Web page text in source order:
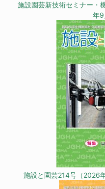
施設園芸新技術セミナー・
年9
施設と園芸214号（2026